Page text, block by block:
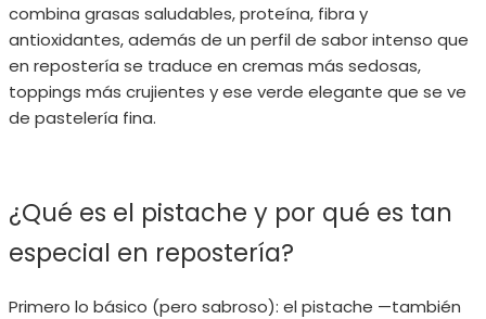
combina grasas saludables, proteína, fibra y
antioxidantes, además de un perfil de sabor intenso que
en repostería se traduce en cremas más sedosas,
toppings más crujientes y ese verde elegante que se ve
de pastelería fina.
¿Qué es el pistache y por qué es tan
especial en repostería?
Primero lo básico (pero sabroso): el pistache —también